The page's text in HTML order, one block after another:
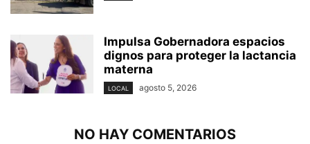
Impulsa Gobernadora espacios
dignos para proteger la lactancia
materna
LOCAL agosto 5, 2026
NO HAY COMENTARIOS